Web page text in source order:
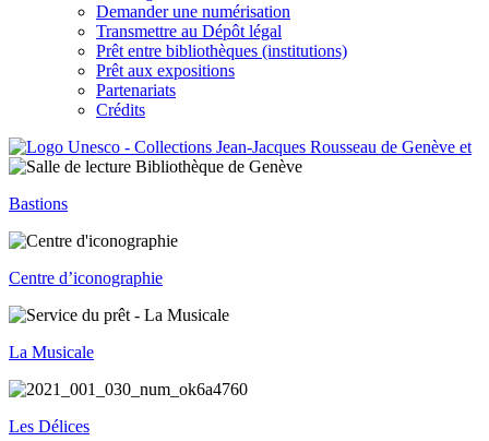
Demander une numérisation
Transmettre au Dépôt légal
Prêt entre bibliothèques (institutions)
Prêt aux expositions
Partenariats
Crédits
Bastions
Centre d’iconographie
La Musicale
Les Délices